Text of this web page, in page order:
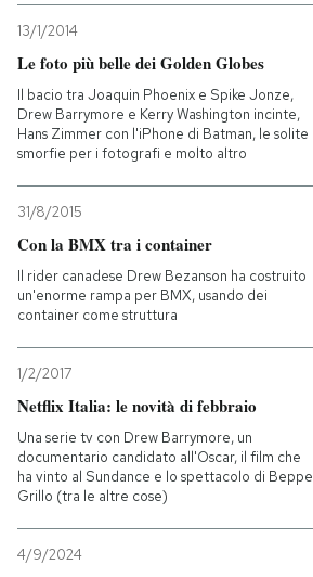
13/1/2014
Le foto più belle dei Golden Globes
Il bacio tra Joaquin Phoenix e Spike Jonze,
Drew Barrymore e Kerry Washington incinte,
Hans Zimmer con l'iPhone di Batman, le solite
smorfie per i fotografi e molto altro
31/8/2015
Con la BMX tra i container
Il rider canadese Drew Bezanson ha costruito
un'enorme rampa per BMX, usando dei
container come struttura
1/2/2017
Netflix Italia: le novità di febbraio
Una serie tv con Drew Barrymore, un
documentario candidato all'Oscar, il film che
ha vinto al Sundance e lo spettacolo di Beppe
Grillo (tra le altre cose)
4/9/2024